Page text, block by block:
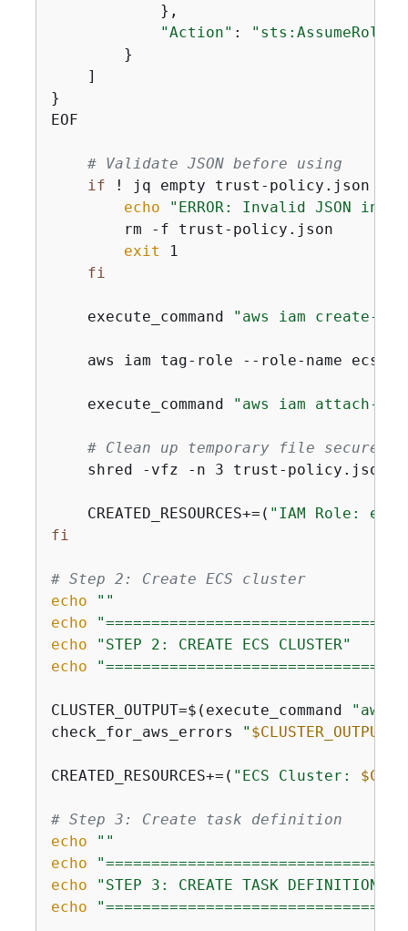
            },
"Action" :
"sts:AssumeRole"
        }
    ]
}
EOF
# Validate JSON before using
if ! jq empty trust-policy.json
echo
"ERROR: Invalid JSON in
        rm -f trust-policy.json
exit 1
fi
    execute_command
"aws iam create-
aws iam tag-role --role-name
    execute_command
"aws iam attach-
# Clean up temporary file securely
shred -vfz -n 3 trust-policy.json
    CREATED_RESOURCES+=(
"IAM Role:
fi
# Step 2: Create ECS cluster
echo
""
echo
echo
"STEP 2: CREATE ECS CLUSTER"
echo
CLUSTER_OUTPUT=$(execute_command
"aws
check_for_aws_errors
" $CLUSTER_OUTPUT
CREATED_RESOURCES+=( "ECS Cluster:
# Step 3: Create task definition
echo
""
echo
echo
"STEP 3: CREATE TASK DEFINITION"
echo